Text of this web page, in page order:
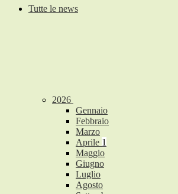
Tutte le news
2026
Gennaio
Febbraio
Marzo
Aprile 1
Maggio
Giugno
Luglio
Agosto